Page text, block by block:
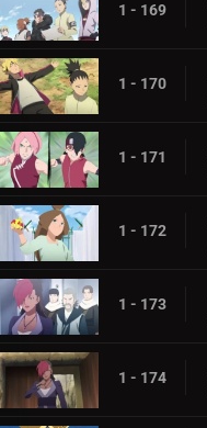
1 - 169
1 - 170
1 - 171
1 - 172
1 - 173
1 - 174